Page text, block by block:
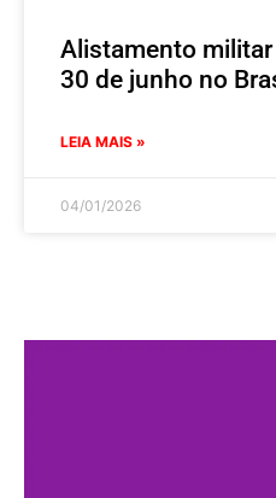
Alistamento
30 de junho no
LEIA MAIS »
04/01/2026